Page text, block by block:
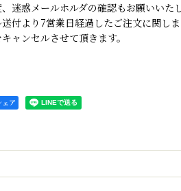
迷惑メールホルダの確認もお願いいたし
付より7営業日経過したご注文に関し
ャンセルさせて頂きます。
ア